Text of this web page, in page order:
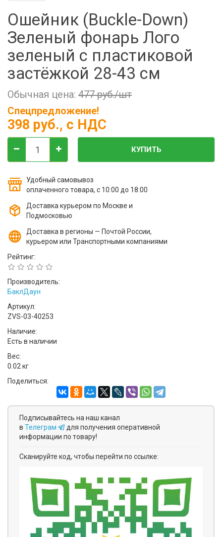
Электронная маркировка коров
Держатели лизунцов
Ошейник (Buckle-Down)
Зеленый фонарь Лого
зеленый с пластиковой
застёжкой 28-43 см
Обычная цена: 477 руб./шт
Спецпредложение!
398 руб., с НДС
КУПИТЬ
Удобный самовывоз
оплаченного товара, с 10:00 до 18:00
Доставка курьером по Москве и
Подмосковью
Доставка в регионы — Почтой России,
курьером или Транспортными компаниями
Рейтинг:
Производитель:
БаклДаун
Артикул:
ZVS-03-40253
Наличие:
Есть в наличии
Вес:
0.02 кг
Поделиться:
Подписывайтесь на наш канал
в Телеграм
для получения оперативной
информации по товару!
Сканируйте код, чтобы перейти по ссылке: